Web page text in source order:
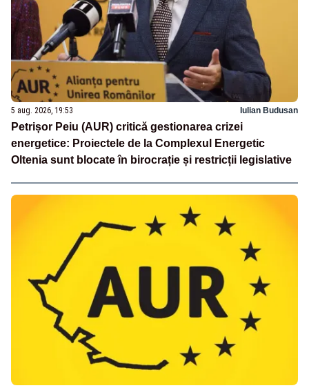
5 aug. 2026, 19:53 Iulian Budusan
Petrișor Peiu (AUR) critică gestionarea crizei
energetice: Proiectele de la Complexul Energetic
Oltenia sunt blocate în birocrație și restricții legislative